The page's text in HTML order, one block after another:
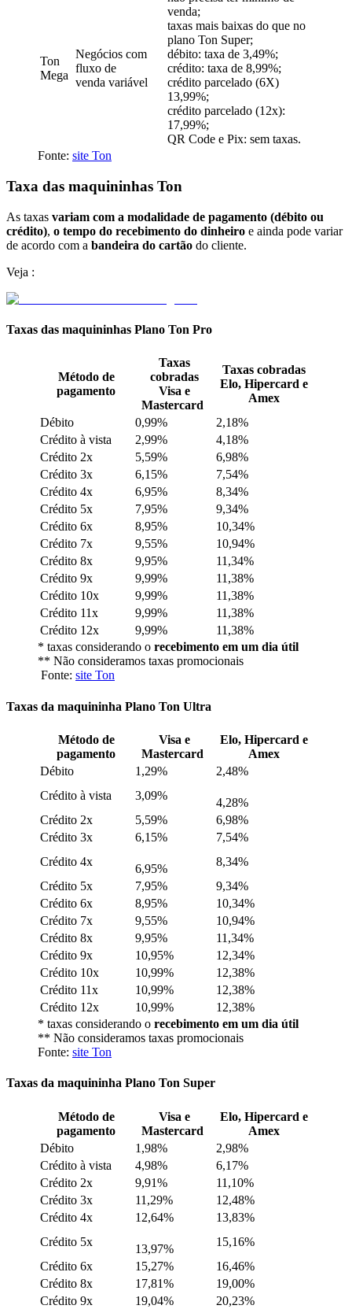
Ton
Mega
Negócios com
fluxo de
venda variável
venda;
taxas mais baixas do que no
plano Ton Super;
débito: taxa de 3,49%;
crédito: taxa de 8,99%;
crédito parcelado (6X)
13,99%;
crédito parcelado (12x):
17,99%;
QR Code e Pix: sem taxas.
Fonte: site Ton
Taxa das maquininhas Ton
As taxas variam com a modalidade de pagamento (débito ou
crédito), o tempo do recebimento do dinheiro e ainda pode variar
de acordo com a bandeira do cartão do cliente.
Veja :
Taxas das maquininhas Plano Ton Pro
Método de
pagamento
Taxas
cobradas
Visa e
Mastercard
Taxas cobradas
Elo, Hipercard e
Amex
Débito
0,99%
2,18%
Crédito à vista
2,99%
4,18%
Crédito 2x
5,59%
6,98%
Crédito 3x
6,15%
7,54%
Crédito 4x
6,95%
8,34%
Crédito 5x
7,95%
9,34%
Crédito 6x
8,95%
10,34%
Crédito 7x
9,55%
10,94%
Crédito 8x
9,95%
11,34%
Crédito 9x
9,99%
11,38%
Crédito 10x
9,99%
11,38%
Crédito 11x
9,99%
11,38%
Crédito 12x
9,99%
11,38%
* taxas considerando o recebimento em um dia útil
** Não consideramos taxas promocionais
Fonte: site Ton
Taxas da maquininha Plano Ton Ultra
Método de
pagamento
Visa e
Mastercard
Elo, Hipercard e
Amex
Débito
1,29%
2,48%
Crédito à vista
3,09%
4,28%
Crédito 2x
5,59%
6,98%
Crédito 3x
6,15%
7,54%
Crédito 4x
6,95%
8,34%
Crédito 5x
7,95%
9,34%
Crédito 6x
8,95%
10,34%
Crédito 7x
9,55%
10,94%
Crédito 8x
9,95%
11,34%
Crédito 9x
10,95%
12,34%
Crédito 10x
10,99%
12,38%
Crédito 11x
10,99%
12,38%
Crédito 12x
10,99%
12,38%
* taxas considerando o recebimento em um dia útil
** Não consideramos taxas promocionais
Fonte: site Ton
Taxas da maquininha Plano Ton Super
Método de
pagamento
Visa e
Mastercard
Elo, Hipercard e
Amex
Débito
1,98%
2,98%
Crédito à vista
4,98%
6,17%
Crédito 2x
9,91%
11,10%
Crédito 3x
11,29%
12,48%
Crédito 4x
12,64%
13,83%
Crédito 5x
13,97%
15,16%
Crédito 6x
15,27%
16,46%
Crédito 8x
17,81%
19,00%
Crédito 9x
19,04%
20,23%